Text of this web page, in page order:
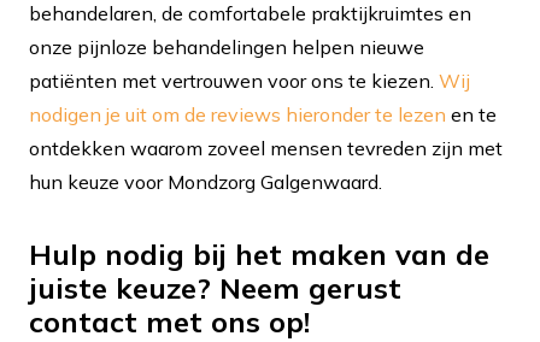
behandelaren, de comfortabele praktijkruimtes en
onze pijnloze behandelingen helpen nieuwe
patiënten met vertrouwen voor ons te kiezen. Wij
nodigen je uit om de reviews hieronder te lezen en te
ontdekken waarom zoveel mensen tevreden zijn met
hun keuze voor Mondzorg Galgenwaard.
Hulp nodig bij het maken van de
juiste keuze? Neem gerust
contact met ons op!